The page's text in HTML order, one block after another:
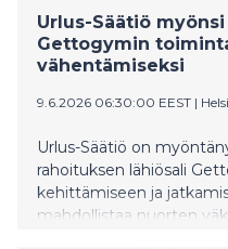
Urlus-Säätiö
Gettogymin
vähentämiseksi
9.6.2026 06:30:00 EEST |
Urlus-Säätiö on
rahoituksen lähiösali
kehittämiseen ja
mahdollistaa nuorten